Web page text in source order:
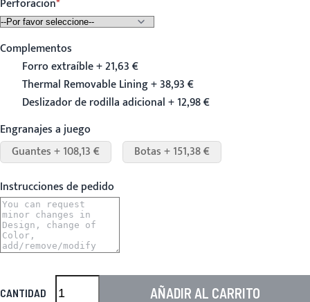
Perforación
Complementos
Forro extraíble + 21,63 €
Thermal Removable Lining + 38,93 €
Deslizador de rodilla adicional + 12,98 €
Engranajes a juego
Guantes + 108,13 €
Botas + 151,38 €
Instrucciones de pedido
CANTIDAD AÑADIR AL CARRITO